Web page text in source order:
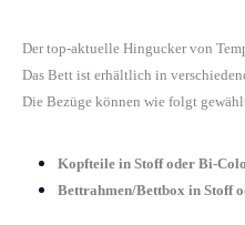
Der top-aktuelle Hingucker von
Das Bett ist erhältlich in
Die Bezüge können wie folgt
Kopfteile in Stoff oder Bi-
Bettrahmen/Bettbox in Stoff